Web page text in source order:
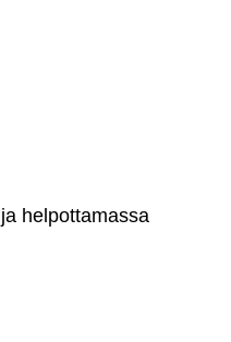
helpottamassa